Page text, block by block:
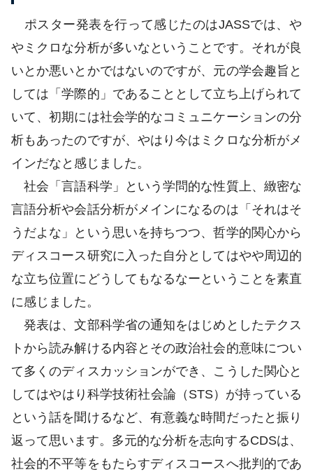
ポスター発表を行って感じたのはJASSでは、や
やミクロな分析が多いなということです。それが良
いとか悪いとかではないのですが、元の学会趣旨と
しては「学際的」であることとして立ち上げられて
いて、初期には社会学的なコミュニケーションの分
析もあったのですが、やはり今はミクロな分析がメ
インだなと感じました。
社会「言語科学」という学問的な性質上、緻密な
言語分析や会話分析がメインになるのは「それはそ
うだよな」という思いを持ちつつ、哲学的関心から
ディスコース研究に入った自分としてはやや周辺的
な立ち位置にどうしてもなるなーということを素直
に感じました。
発表は、文部科学省の通知をはじめとしたテクス
トから読み解ける内容とその政治社会的意味につい
て多くのディスカッションができ、こうした関心と
してはやはり科学技術社会論（STS）が持っている
という話を聞けるなど、有意義な時間だったと振り
返って思います。多元的な分析を志向するCDSは、
社会的不平等をもたらすディスコースへ批判的であ